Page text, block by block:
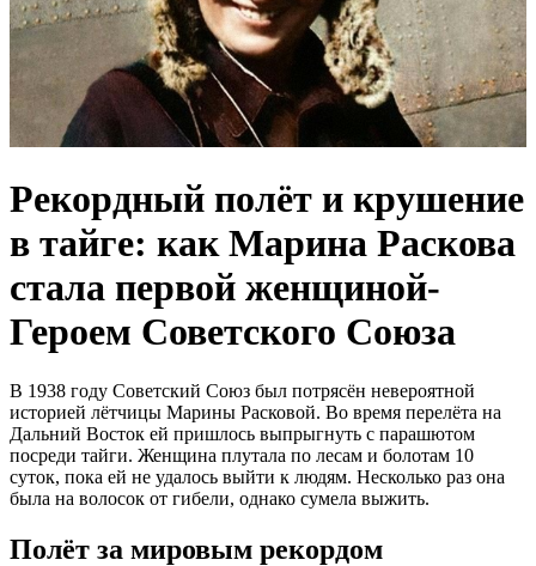
Рекордный полёт и крушение
в тайге: как Марина Раскова
стала первой женщиной-
Героем Советского Союза
В 1938 году Советский Союз был потрясён невероятной
историей лётчицы Марины Расковой. Во время перелёта на
Дальний Восток ей пришлось выпрыгнуть с парашютом
посреди тайги. Женщина плутала по лесам и болотам 10
суток, пока ей не удалось выйти к людям. Несколько раз она
была на волосок от гибели, однако сумела выжить.
Полёт за мировым рекордом